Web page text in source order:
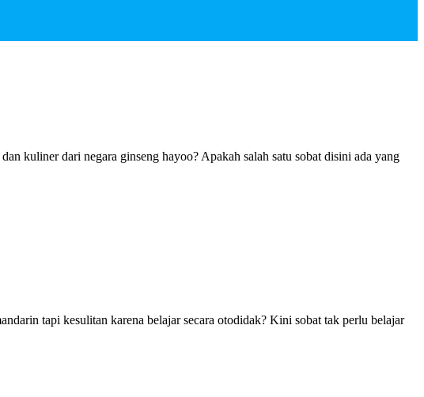
kuliner dari negara ginseng hayoo? Apakah salah satu sobat disini ada yang
tapi kesulitan karena belajar secara otodidak? Kini sobat tak perlu belajar